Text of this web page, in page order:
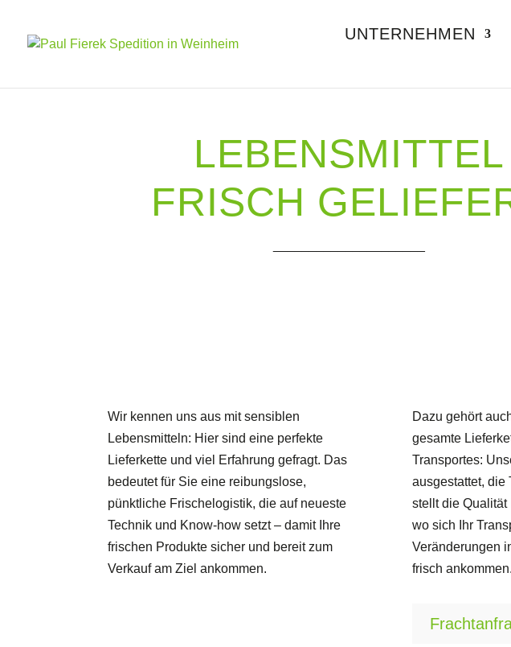
UNTERNEHMEN
LEBENSMITTEL
FRISCH
Wir kennen uns aus mit sensiblen
Lebensmitteln: Hier sind eine perfekte
Lieferkette und viel Erfahrung gefragt. Das
bedeutet für Sie eine reibungslose,
pünktliche Frischelogistik, die auf neueste
Technik und Know-how setzt – damit Ihre
frischen Produkte sicher und bereit zum
Verkauf am Ziel ankommen.
Dazu gehört
gesamte
Transportes:
ausgestattet, die
stellt die Qualität
wo sich Ihr
Veränderungen
frisch ankommen.